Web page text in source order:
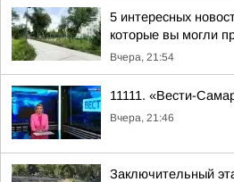
5 интересных
которые вы могли
Вчера, 21:54
11111. «Вести-
Вчера, 21:46
Заключительный